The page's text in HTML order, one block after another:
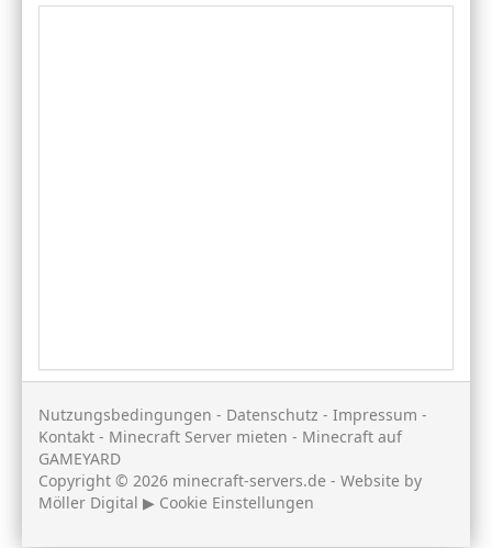
Nutzungsbedingungen - Datenschutz - Impressum -
Kontakt - Minecraft Server mieten - Minecraft auf
GAMEYARD
Copyright © 2026 minecraft-servers.de - Website by
Möller Digital ▶ Cookie Einstellungen